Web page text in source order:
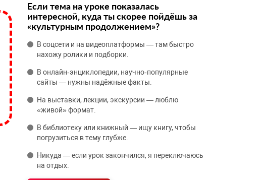
Если тема на уроке показалась
интересной, куда ты скорее пойдёшь за
«культурным продолжением»?
В соцсети и на видеоплатформы — там быстро
нахожу ролики и подборки.
В онлайн‑энциклопедии, научно‑популярные
сайты — нужны надёжные факты.
На выставки, лекции, экскурсии — люблю
«живой» формат.
В библиотеку или книжный — ищу книгу, чтобы
погрузиться в тему глубже.
Никуда — если урок закончился, я переключаюсь
на отдых.